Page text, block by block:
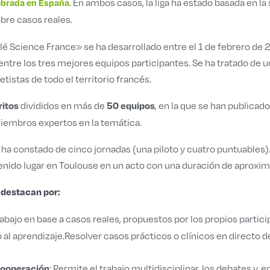
en España
casos reales.
Science France» se ha desarrollado entre el 1 de febrero de
los tres mejores equipos participantes. Se ha tratado de
de todo el territorio francés.
divididos en más de 50 equipos, en la que se han
expertos en la temática.
constado de cinco jornadas (una piloto y cuatro
lugar en Toulouse en un acto con una duración de
por:
en base a casos reales, propuestos por los propios
aprendizaje.Resolver casos prácticos o clínicos en directo